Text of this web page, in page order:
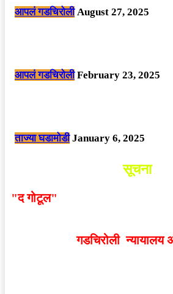
आपलं गडचिरोली August 27, 2025
आपलं गडचिरोली February 23, 2025
ताज्या घडामोडी January 6, 2025
सूचना
"द गोटूल"
गडचिरोली न्यायालय